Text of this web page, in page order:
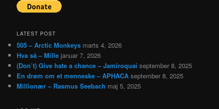
LATEST POST
505 – Arctic Monkeys marts 4, 2026
Hva så – Mille januar 7, 2026
(Don’t) Give hate a chance – Jamiroquai september 8, 2025
En drøm om et menneske – APHACA september 8, 2025
Millionær – Rasmus Seebach maj 5, 2025